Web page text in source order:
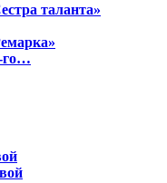
таланта»
го…